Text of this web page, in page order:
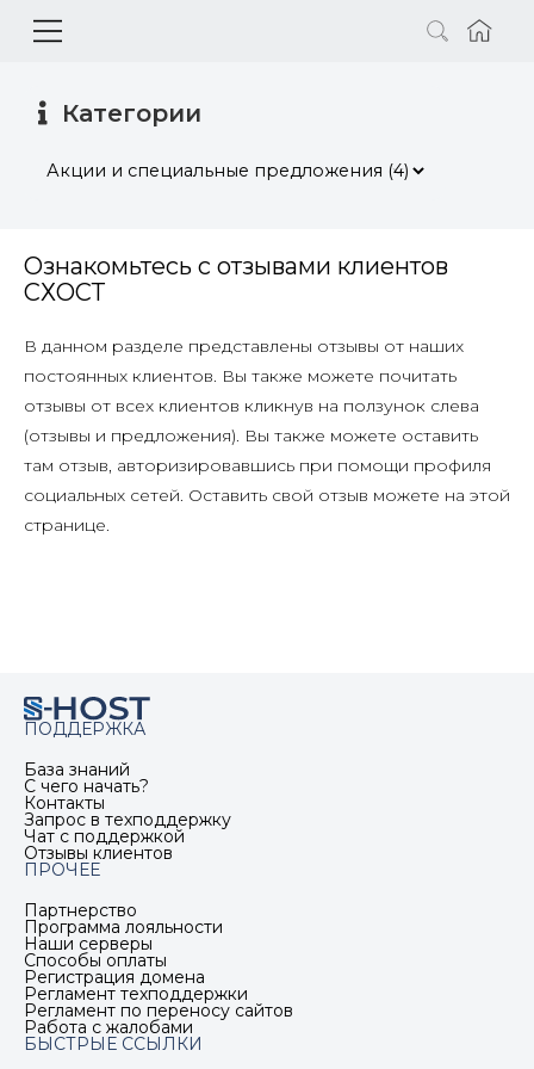
Категории
Ознакомьтесь с отзывами клиентов
СХОСТ
В данном разделе представлены отзывы от наших
постоянных клиентов. Вы также можете почитать
отзывы от всех клиентов кликнув на ползунок слева
(отзывы и предложения). Вы также можете оставить
там отзыв, авторизировавшись при помощи профиля
социальных сетей. Оставить свой отзыв можете на этой
странице.
ПОДДЕРЖКА
База знаний
С чего начать?
Контакты
Запрос в техподдержку
Чат с поддержкой
Отзывы клиентов
ПРОЧЕЕ
Партнерство
Программа лояльности
Наши серверы
Способы оплаты
Регистрация домена
Регламент техподдержки
Регламент по переносу сайтов
Работа с жалобами
БЫСТРЫЕ ССЫЛКИ